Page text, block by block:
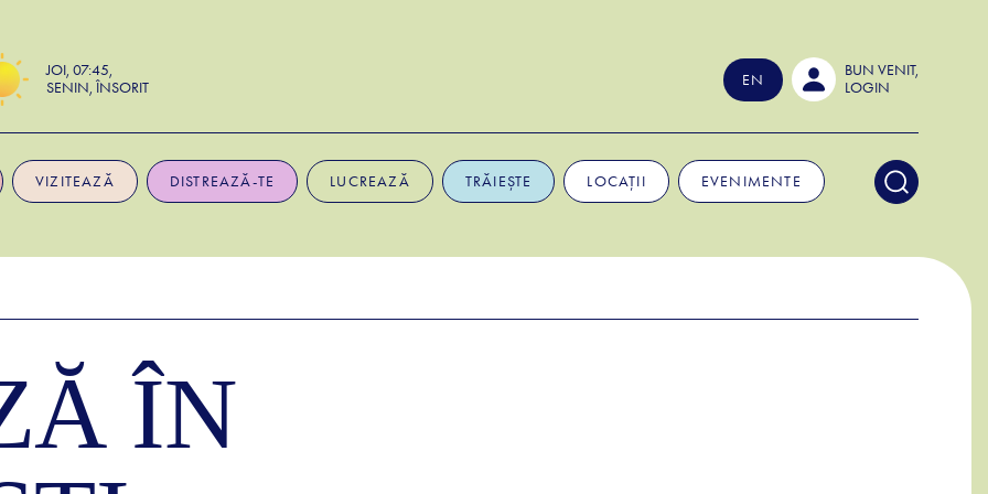
JOI 07:45
SENIN, ÎNSORIT
EN
BUN VENIT,
LOGIN
VIZITEAZĂ DISTREAZĂ-TE LUCREAZĂ TRĂIEȘTE LOCAȚII EVENIMENTE
ÎN